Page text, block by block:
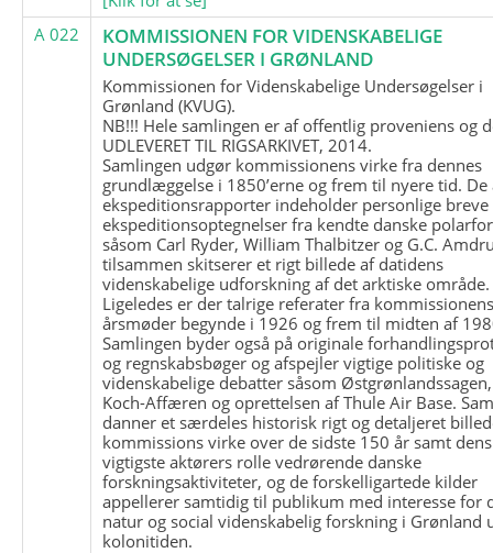
A 022
KOMMISSIONEN FOR VIDENSKABELIGE
UNDERSØGELSER I GRØNLAND
Kommissionen for Videnskabelige Undersøgelser i
Grønland (KVUG).
NB!!! Hele samlingen er af offentlig proveniens og
UDLEVERET TIL RIGSARKIVET, 2014.
Samlingen udgør kommissionens virke fra dennes
grundlæggelse i 1850’erne og frem til nyere tid.
ekspeditionsrapporter indeholder personlige breve
ekspeditionsoptegnelser fra kendte danske
såsom Carl Ryder, William Thalbitzer og G.C.
tilsammen skitserer et rigt billede af datidens
videnskabelige udforskning af det arktiske område.
Ligeledes er der talrige referater fra
årsmøder begynde i 1926 og frem til midten af
Samlingen byder også på originale
og regnskabsbøger og afspejler vigtige politiske og
videnskabelige debatter såsom
Koch-Affæren og oprettelsen af Thule Air Base.
danner et særdeles historisk rigt og detaljeret
kommissions virke over de sidste 150 år samt dens
vigtigste aktørers rolle vedrørende danske
forskningsaktiviteter, og de forskelligartede kilder
appellerer samtidig til publikum med interesse for
natur og social videnskabelig forskning i Grønland
kolonitiden.